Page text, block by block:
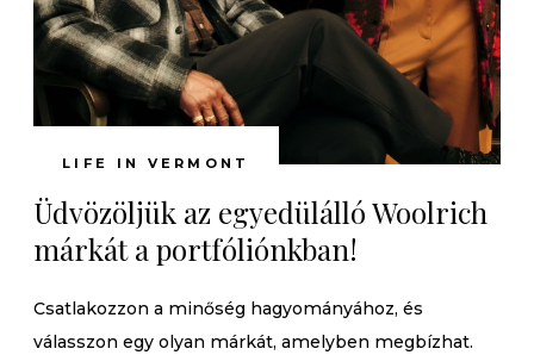
LIFE IN VERMONT
Üdvözöljük az egyedülálló Woolrich
márkát a portfóliónkban!
Csatlakozzon a minőség hagyományához, és
válasszon egy olyan márkát, amelyben megbízhat.